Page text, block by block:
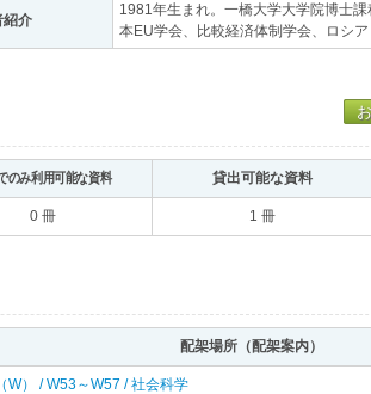
紹介
1981年生まれ。一橋大学大学院博士
本EU学会、比較経済体制学会、ロシア
のみ利用可能な資料 貸出可能な資料
0 冊 1 冊
配架場所（配架案内）
W） / W53～W57 / 社会科学